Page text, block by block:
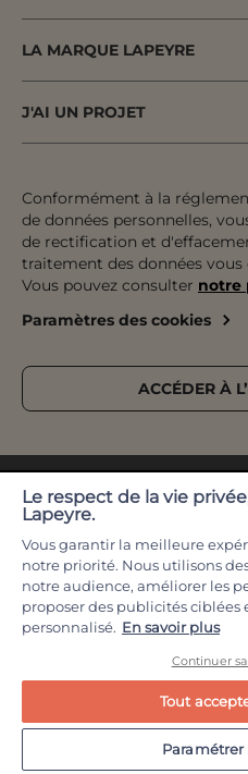
Cuisine & Electroménager
Salle de bains & WC
Escalier, Rampe & Main-
Jardin & Extérieur
Revêtement sol & mur
Équipement & Outil
Conseil à domicile
Conseil en magasin
Financement
Le paiement en plusieurs fois
LA MARQUE LAPEYRE
Engagements pour tous
Développement durable
Recrutement
Devenez franchisé
Nos magasins
J'AI UN PROJET
Inspiration & Tendances
Préparer mon projet
Expertises & Tutoriels
Outils de configuration
Catalogue Lapeyre
Conformément à la
de données personnelles,
de rectification et
traitement des données vous
Vous pouvez consulter notre
Paramètres des cookies
ACCÉDER À
© 2026 Lapeyre
Conditions de nos offres en
Index Egalité
Le respect de la vie
Lapeyre.
Vous garantir la meilleure
notre priorité. Nous utilisons
notre audience, améliorer les
proposer des publicités ciblées
personnalisé. En savoir plus
Continuer
Tout
Paramétrer